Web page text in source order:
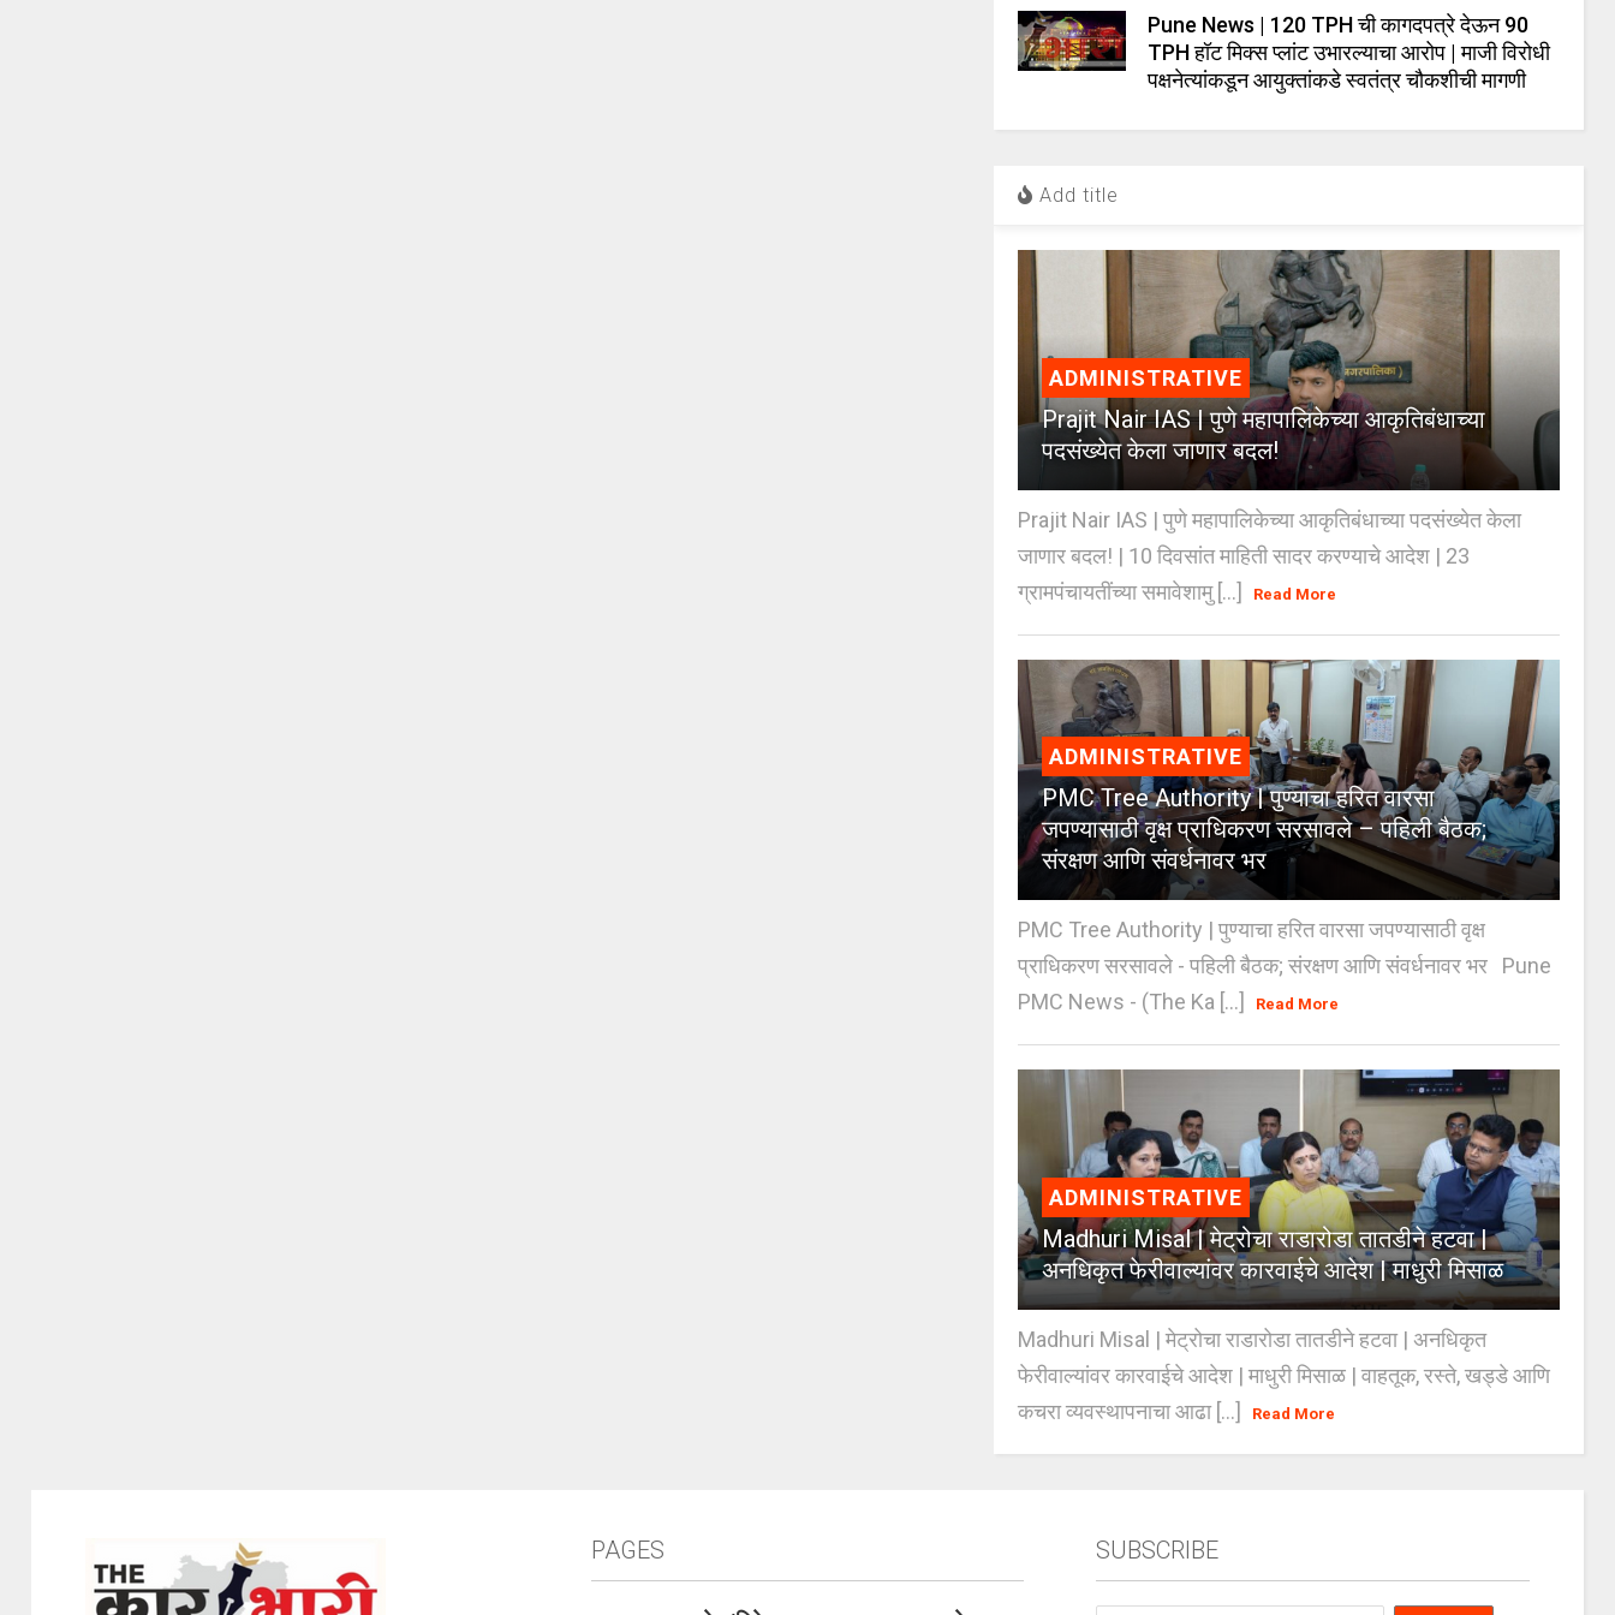
Pune News | 120 TPH ची कागदपत्रे देऊन 90
TPH हॉट मिक्स प्लांट उभारल्याचा आरोप | माजी विरोधी
पक्षनेत्यांकडून आयुक्तांकडे स्वतंत्र चौकशीची मागणी
Add title
ADMINISTRATIVE
Prajit Nair IAS | पुणे महापालिकेच्या आकृतिबंधाच्या
पदसंख्येत केला जाणार बदल!
Prajit Nair IAS | पुणे महापालिकेच्या आकृतिबंधाच्या पदसंख्येत केला
जाणार बदल! | 10 दिवसांत माहिती सादर करण्याचे आदेश | 23
ग्रामपंचायतींच्या समावेशामु [...]
Read More
ADMINISTRATIVE
PMC Tree Authority | पुण्याचा हरित वारसा
जपण्यासाठी वृक्ष प्राधिकरण सरसावले – पहिली बैठक;
संरक्षण आणि संवर्धनावर भर
PMC Tree Authority | पुण्याचा हरित वारसा जपण्यासाठी वृक्ष
प्राधिकरण सरसावले - पहिली बैठक; संरक्षण आणि संवर्धनावर भर Pune
PMC News - (The Ka [...]
Read More
ADMINISTRATIVE
Madhuri Misal | मेट्रोचा राडारोडा तातडीने हटवा |
अनधिकृत फेरीवाल्यांवर कारवाईचे आदेश | माधुरी मिसाळ
Madhuri Misal | मेट्रोचा राडारोडा तातडीने हटवा | अनधिकृत
फेरीवाल्यांवर कारवाईचे आदेश | माधुरी मिसाळ | वाहतूक, रस्ते, खड्डे आणि
कचरा व्यवस्थापनाचा आढा [...]
Read More
PAGES SUBSCRIBE